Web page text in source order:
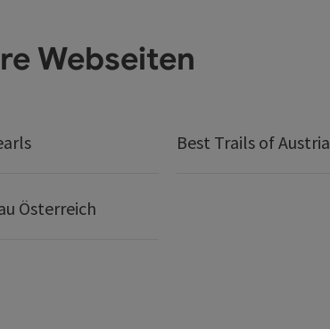
Webseiten
Best Trails of Austria
Österreich